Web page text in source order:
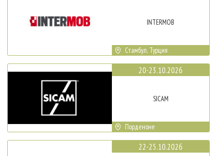
INTERMOB
Стамбул, Турция
20-23.10.2026
SICAM
Порденоне
22-25.10.2026